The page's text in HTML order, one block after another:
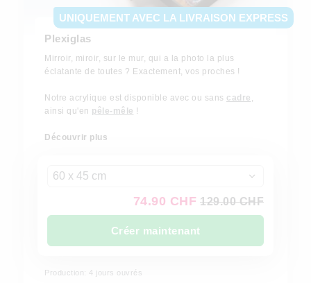
UNIQUEMENT AVEC LA LIVRAISON EXPRESS
Plexiglas
Mirroir, miroir, sur le mur, qui a la photo la plus
éclatante de toutes ? Exactement, vos proches !
Notre acrylique est disponible avec ou sans cadre ,
ainsi qu'en pêle-mêle !
Découvrir plus
60 x 45 cm
74.90 CHF 129.00 CHF
Créer maintenant
Production: 4 jours ouvrés